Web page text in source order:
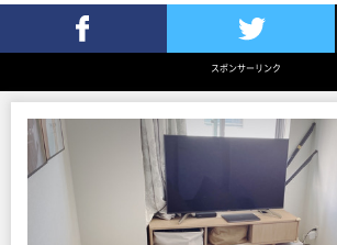
Twitterでツイート
スポンサーリンク